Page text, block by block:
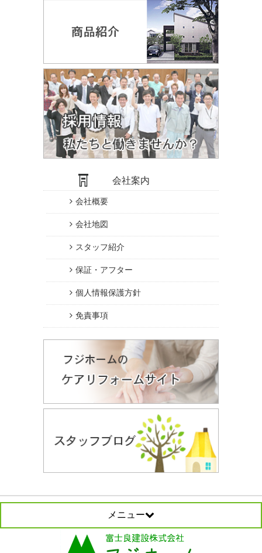
会社案内
会社概要
会社地図
スタッフ紹介
保証・アフター
個人情報保護方針
免責事項
メニュー